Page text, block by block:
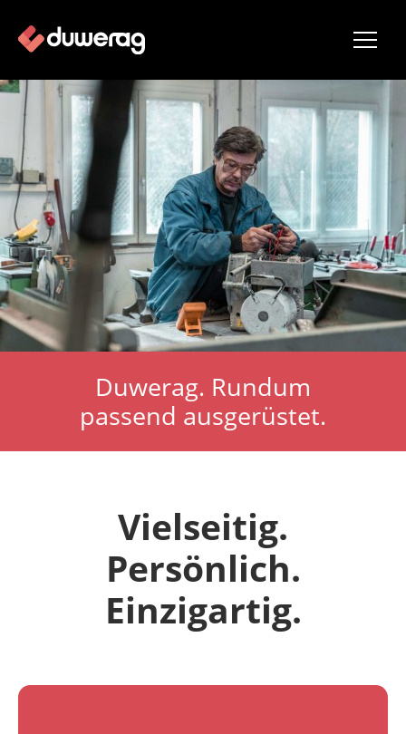
Duwerag. Rundum
passend ausgerüstet.
DuweragVielseitig.
Persönlich.
Einzigartig.